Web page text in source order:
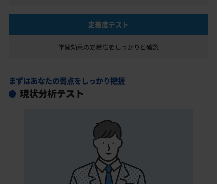
定着度テスト
学習効果の定着度を しっかりと確認
まずはあなたの弱点をしっかり把握
現状分析テスト